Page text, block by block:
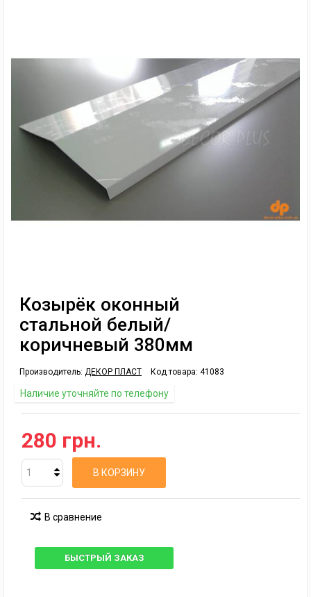
Козырёк оконный
стальной белый/
коричневый 380мм
Производитель: ДЕКОР ПЛАСТ Код товара: 41083
Наличие уточняйте по телефону
280 грн.
В КОРЗИНУ
В сравнение
БЫСТРЫЙ ЗАКАЗ